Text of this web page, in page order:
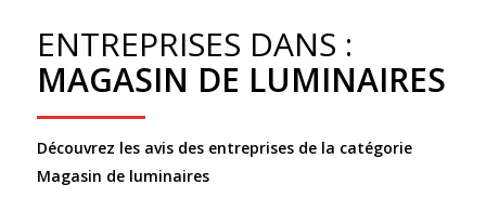
ENTREPRISES DANS :
MAGASIN DE LUMINAIRES
Découvrez les avis des entreprises de la catégorie
Magasin de luminaires